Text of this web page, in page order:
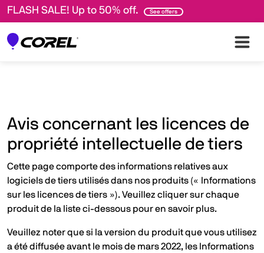
FLASH SALE! Up to 50% off. See offers
Avis concernant les licences de
propriété intellectuelle de tiers
Cette page comporte des informations relatives aux
logiciels de tiers utilisés dans nos produits (« Informations
sur les licences de tiers »). Veuillez cliquer sur chaque
produit de la liste ci-dessous pour en savoir plus.
Veuillez noter que si la version du produit que vous utilisez
a été diffusée avant le mois de mars 2022, les Informations